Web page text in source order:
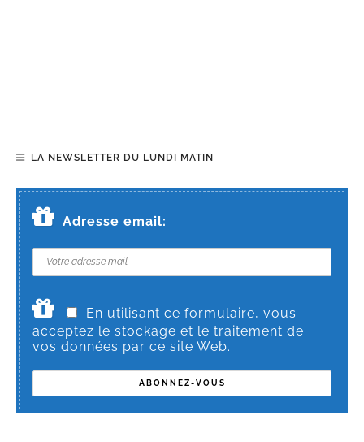
LA NEWSLETTER DU LUNDI MATIN
Adresse email:
En utilisant ce formulaire, vous
acceptez le stockage et le traitement de
vos données par ce site Web.